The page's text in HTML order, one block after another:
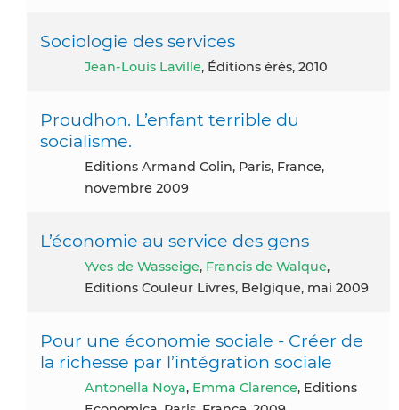
Sociologie des services
Jean-Louis Laville, Éditions érès, 2010
Proudhon. L’enfant terrible du
socialisme.
Editions Armand Colin, Paris, France,
novembre 2009
L’économie au service des gens
Yves de Wasseige, Francis de Walque,
Editions Couleur Livres, Belgique, mai 2009
Pour une économie sociale - Créer de
la richesse par l’intégration sociale
Antonella Noya, Emma Clarence, Editions